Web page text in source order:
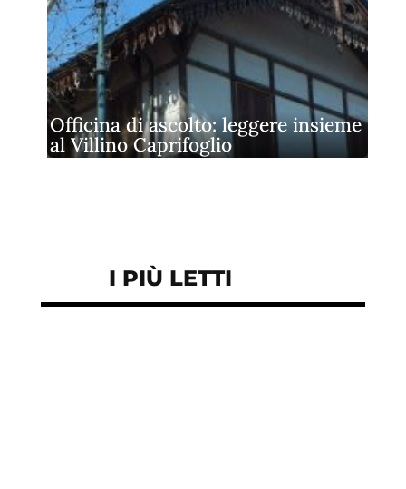
Officina di ascolto: leggere insieme
al Villino Caprifoglio
I PIÙ LETTI